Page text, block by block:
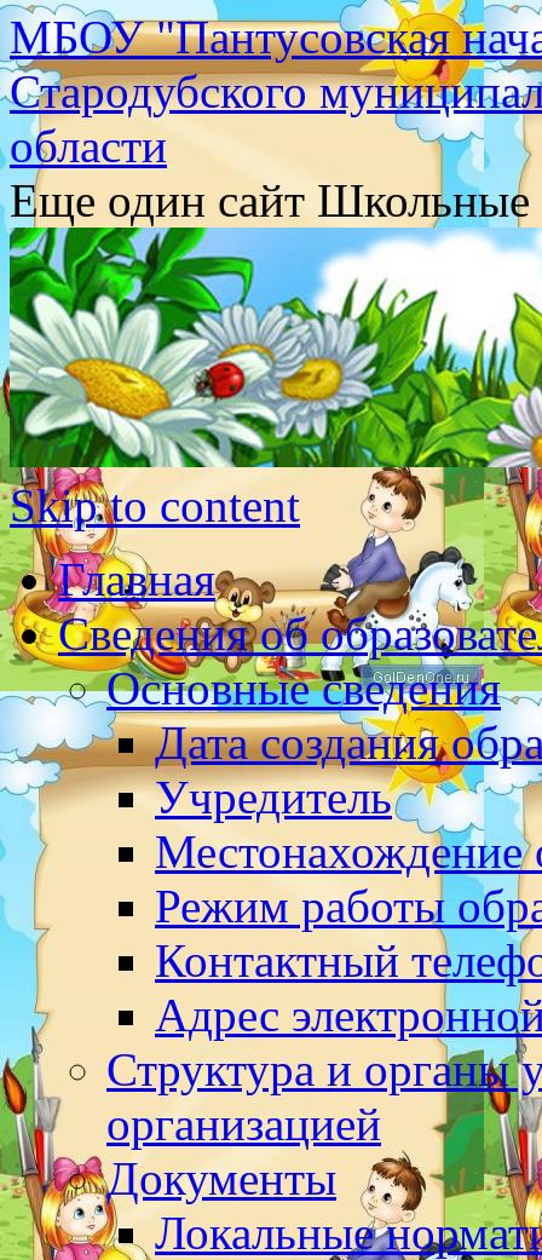
МБОУ "Пантусовская
Стародубского
области
Еще один сайт Школьные
Skip to content
Главная
Сведения об
Основные сведения
Дата создания
Учредитель
Местонахождение
Режим работы
Контактный
Адрес
Структура и органы
организацией
Документы
Локальные